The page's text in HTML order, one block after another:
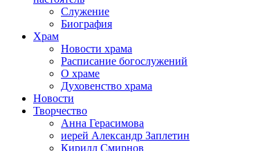
Служение
Биография
Храм
Новости храма
Расписание богослужений
О храме
Духовенство храма
Новости
Творчество
Анна Герасимова
иерей Александр Заплетин
Кирилл Смирнов